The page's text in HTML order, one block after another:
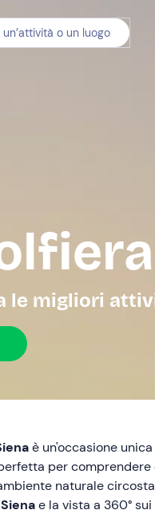
o un luogo
le migliori
è un'occasione
per
naturale
e la vista a 360°